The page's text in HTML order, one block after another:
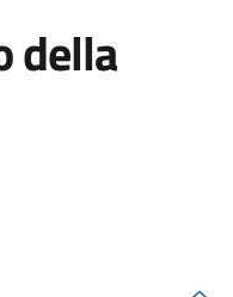
della